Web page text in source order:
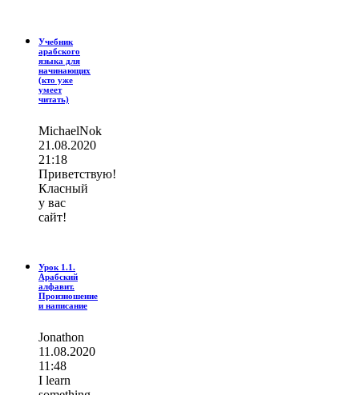
Учебник
арабского
языка для
начинающих
(кто уже
умеет
читать)
MichaelNok
21.08.2020
21:18
Приветствую!
Класный
у вас
сайт!
Урок 1.1.
Арабский
алфавит.
Произношение
и написание
Jonathon
11.08.2020
11:48
I learn